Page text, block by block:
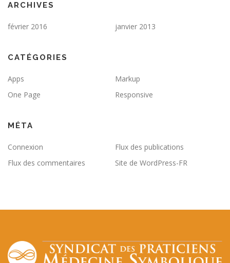
ARCHIVES
février 2016 janvier 2013
CATÉGORIES
Apps
Markup
One Page
Responsive
MÉTA
Connexion
Flux des publications
Flux des commentaires
Site de WordPress-FR